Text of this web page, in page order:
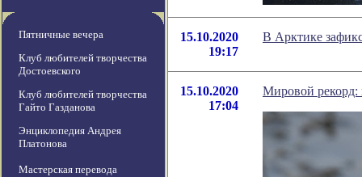
Пятничные вечера
Клуб любителей творчества
Достоевского
Клуб любителей творчества
Гайто Газданова
Энциклопедия Андрея
Платонова
Мастерская перевода
15.10.2020
19:17
В Арктике
15.10.2020
17:04
Мировой рекорд: